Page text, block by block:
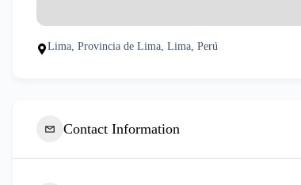
Lima, Provincia de Lima, Lima, Perú
Contact Information